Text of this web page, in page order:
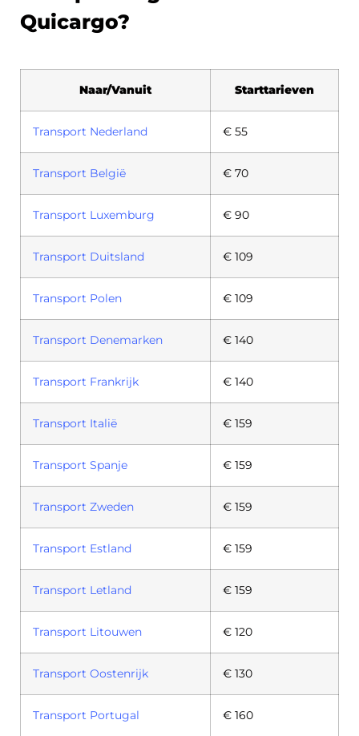
Quicargo?
Naar/Vanuit Starttarieven
Transport Nederland € 55
Transport België € 70
Transport Luxemburg € 90
Transport Duitsland € 109
Transport Polen € 109
Transport Denemarken € 140
Transport Frankrijk € 140
Transport Italië € 159
Transport Spanje € 159
Transport Zweden € 159
Transport Estland € 159
Transport Letland € 159
Transport Litouwen € 120
Transport Oostenrijk € 130
Transport Portugal € 160